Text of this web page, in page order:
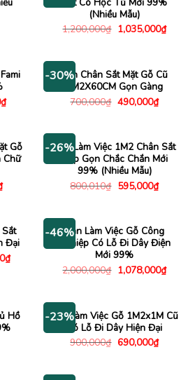
(Nhiều Mẫu)
1,200,000₫ Giá
gốc
1,035,000₫Giá
hiện
₫Giá
hiện
880,000₫.
-30%Bàn Chân Sắt Mặt Gỗ Cũ
1M2X60CM Gọn Gàng
700,000₫ Giá
490,000₫Giá
hiện
Gỗ
Chữ
Giá
hiện
640,000₫.
-26%
Bàn Làm Việc 1M2 Chân Sắt
Gấp Gọn Chắc Chắn Mới
99% (Nhiều Mẫu)
800,010₫ Giá
595,000₫Giá
hiện
Đại
₫Giá
hiện
-46%Bàn Làm Việc Gỗ Công
Nghiệp Có Lỗ Đi Dây Điện
Mới 99%
2,000,000₫ Giá
gốc
1,078,000₫Giá
hiện
Hồ
-23%
Bàn Làm Việc Gỗ 1M2x1M Cũ
Có Lỗ Đi Dây Hiện Đại
900,000₫ Giá
690,000₫Giá
hiện